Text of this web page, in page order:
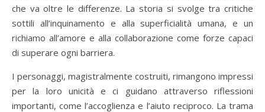
che va oltre le differenze. La storia si svolge tra critiche
sottili all’inquinamento e alla superficialità umana, e un
richiamo all’amore e alla collaborazione come forze capaci
di superare ogni barriera.
I personaggi, magistralmente costruiti, rimangono impressi
per la loro unicità e ci guidano attraverso riflessioni
importanti, come l’accoglienza e l’aiuto reciproco. La trama